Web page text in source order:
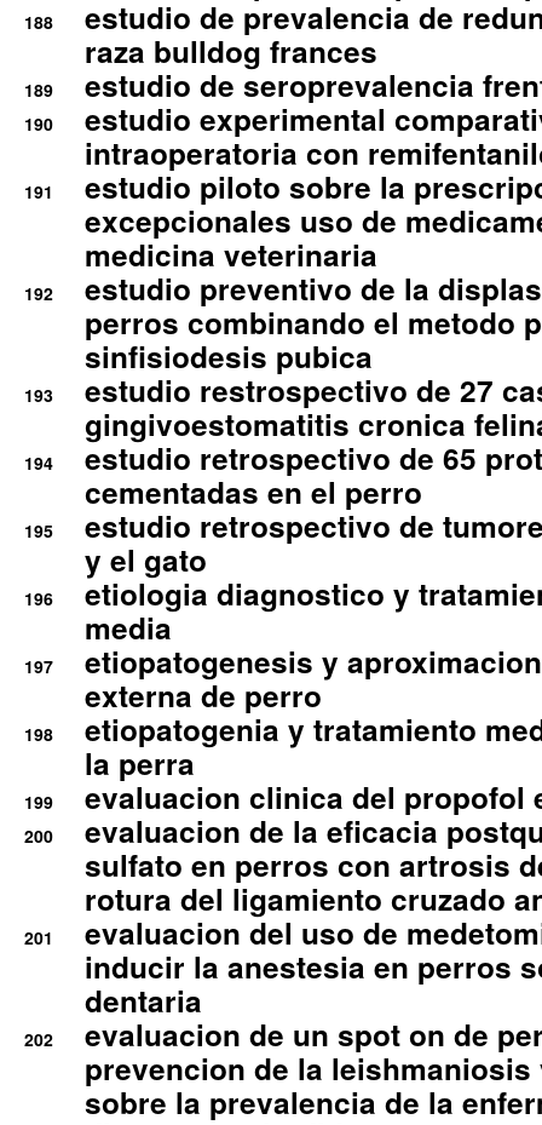
188
estudio de prevalencia de
raza bulldog frances
189 estudio de seroprevalencia
190
estudio experimental
intraoperatoria con
191
estudio piloto sobre la
excepcionales uso de
medicina veterinaria
192
estudio preventivo de la
perros combinando el metodo
sinfisiodesis pubica
193
estudio restrospectivo de 27
gingivoestomatitis cronica
194
estudio retrospectivo de 65
cementadas en el perro
195
estudio retrospectivo de
y el gato
196
etiologia diagnostico y
media
197
etiopatogenesis y
externa de perro
198
etiopatogenia y tratamiento
la perra
199 evaluacion clinica del propofol
200
evaluacion de la eficacia
sulfato en perros con artrosis
rotura del ligamiento cruzado
201
evaluacion del uso de
inducir la anestesia en perros
dentaria
202
evaluacion de un spot on de
prevencion de la
sobre la prevalencia de la